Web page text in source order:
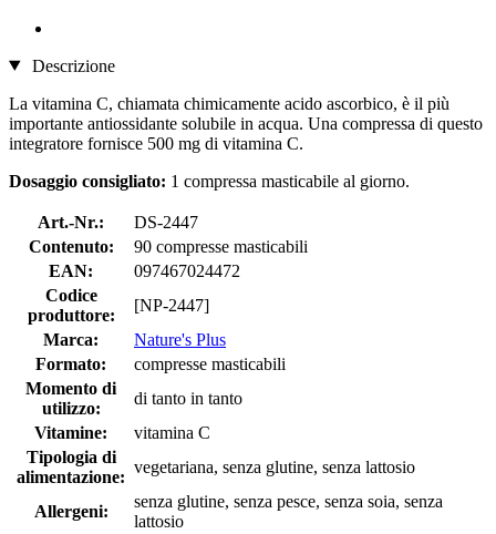
Descrizione
La vitamina C, chiamata chimicamente acido ascorbico, è il più
importante antiossidante solubile in acqua. Una compressa di questo
integratore fornisce 500 mg di vitamina C.
Dosaggio consigliato: 1 compressa masticabile al giorno.
Art.-Nr.:
DS-2447
Contenuto:
90 compresse masticabili
EAN:
097467024472
Codice
produttore:
[NP-2447]
Marca:
Nature's Plus
Formato:
compresse masticabili
Momento di
utilizzo:
di tanto in tanto
Vitamine:
vitamina C
Tipologia di
alimentazione:
vegetariana, senza glutine, senza lattosio
Allergeni:
senza glutine, senza pesce, senza soia, senza
lattosio